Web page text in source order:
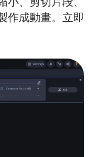
作成動畫。立即